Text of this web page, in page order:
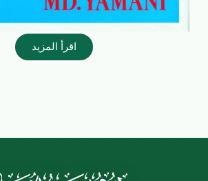
اقرأ المزيد